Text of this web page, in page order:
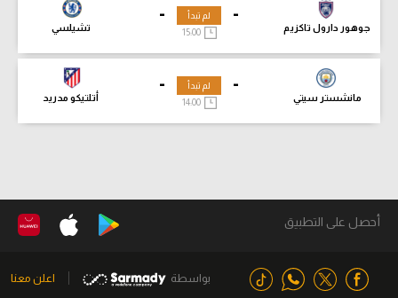
-
جوهور دارول تاكزيم
-
تشيلسي
لم تبدأ
15:00
-
مانشستر سيتي
-
أتلتيكو مدريد
لم تبدأ
14:00
أحصل على التطبيق
بواسطة اعلن معنا